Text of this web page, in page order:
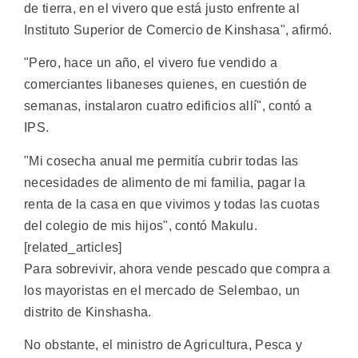
de tierra, en el vivero que está justo enfrente al
Instituto Superior de Comercio de Kinshasa", afirmó.
"Pero, hace un año, el vivero fue vendido a
comerciantes libaneses quienes, en cuestión de
semanas, instalaron cuatro edificios allí", contó a
IPS.
"Mi cosecha anual me permitía cubrir todas las
necesidades de alimento de mi familia, pagar la
renta de la casa en que vivimos y todas las cuotas
del colegio de mis hijos", contó Makulu.
[related_articles]
Para sobrevivir, ahora vende pescado que compra a
los mayoristas en el mercado de Selembao, un
distrito de Kinshasha.
No obstante, el ministro de Agricultura, Pesca y